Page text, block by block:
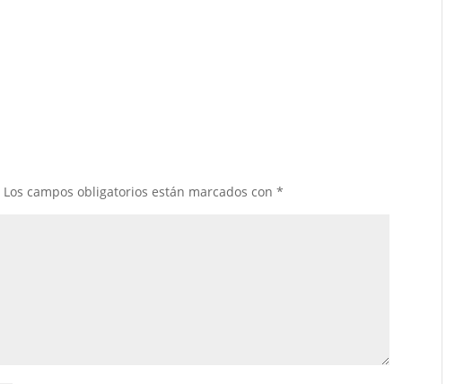
Los campos obligatorios están marcados con*